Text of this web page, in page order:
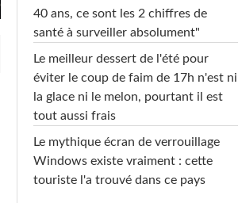
40 ans, ce sont les 2 chiffres de
santé à surveiller absolument"
Le meilleur dessert de l'été pour
éviter le coup de faim de 17h n'est ni
la glace ni le melon, pourtant il est
tout aussi frais
Le mythique écran de verrouillage
Windows existe vraiment : cette
touriste l'a trouvé dans ce pays